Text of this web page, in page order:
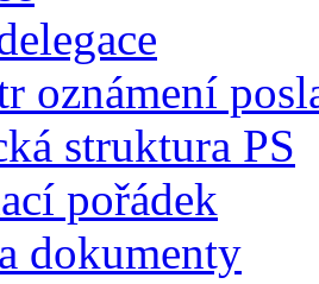
oznámení
struktura PS
pořádek
dokumenty